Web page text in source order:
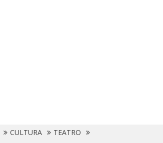
CULTURA
TEATRO